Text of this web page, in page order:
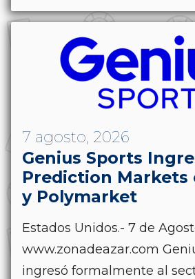
7 agosto, 2026
Genius Sports
Prediction Markets
y Polymarket
Estados Unidos.- 7 de
www.zonadeazar.com
ingresó formalmente al